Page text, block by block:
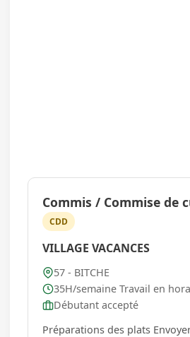
Commis / Commise de
CDD
VILLAGE VACANCES
57 - BITCHE
35H/semaine Travail en
Débutant accepté
Préparations des plats Envoyer les plats chauds